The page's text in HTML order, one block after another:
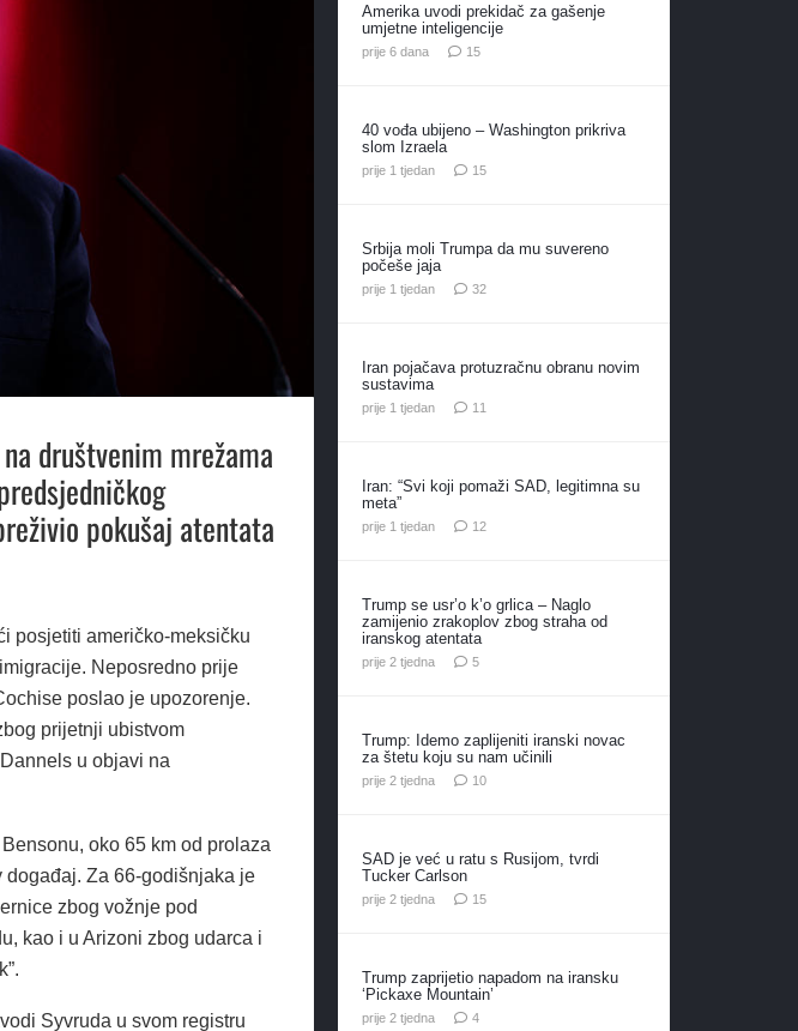
društvenim mrežama
pokušaj atentata
posjetiti američko-meksičku
Neposredno prije
poslao je upozorenje.
prijetnji ubistvom
u objavi na
oko 65 km od prolaza
događaj. Za 66-godišnjaka je
zbog vožnje pod
kao i u Arizoni zbog udarca i
Syvruda u svom registru
Amerika uvodi prekidač za gašenje
umjetne inteligencije
prije 6 dana 15komentara
40 vođa ubijeno – Washington prikriva
slom Izraela
prije 1 tjedan 15komentara
Srbija moli Trumpa da mu suvereno
počeše jaja
prije 1 tjedan 32komentara
Iran pojačava protuzračnu obranu novim
sustavima
prije 1 tjedan 11
Iran: “Svi koji pomaži SAD, legitimna su
meta”
prije 1 tjedan 12komentara
Trump se usr’o k’o grlica – Naglo
zamijenio zrakoplov zbog straha od
iranskog atentata
prije 2 tjedna 5komentara
Trump: Idemo zaplijeniti iranski novac
za štetu koju su nam učinili
prije 2 tjedna 10komentara
SAD je već u ratu s Rusijom, tvrdi
Tucker Carlson
prije 2 tjedna 15komentara
Trump zaprijetio napadom na iransku
‘Pickaxe Mountain’
prije 2 tjedna 4komentara